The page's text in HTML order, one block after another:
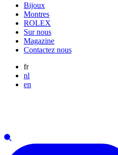
Bijoux
Montres
ROLEX
Sur nous
Magazine
Contactez nous
fr
nl
en